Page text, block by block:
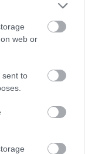
web or
sent to